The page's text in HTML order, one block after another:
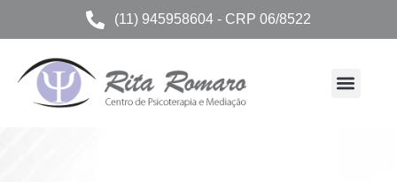
(11) 945958604 - CRP 06/8522